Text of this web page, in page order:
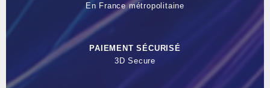
En France métropolitaine
PAIEMENT SÉCURISÉ
3D Secure